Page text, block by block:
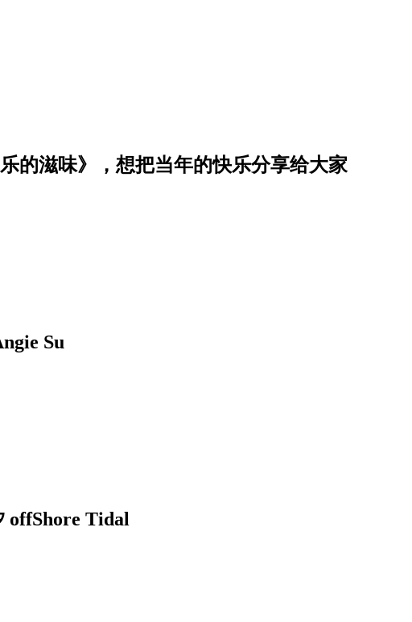
的滋味》，想把当年的快乐分享给大家
Su
offShore Tidal